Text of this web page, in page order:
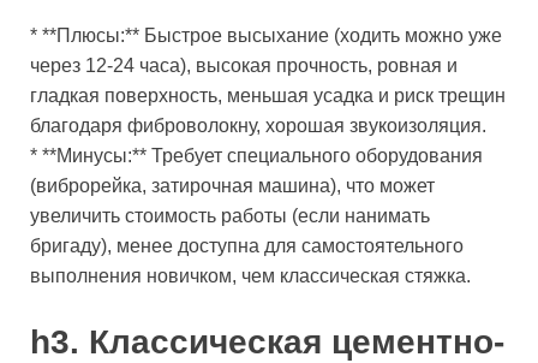
* **Плюсы:** Быстрое высыхание (ходить можно уже
через 12-24 часа), высокая прочность, ровная и
гладкая поверхность, меньшая усадка и риск трещин
благодаря фиброволокну, хорошая звукоизоляция.
* **Минусы:** Требует специального оборудования
(виброрейка, затирочная машина), что может
увеличить стоимость работы (если нанимать
бригаду), менее доступна для самостоятельного
выполнения новичком, чем классическая стяжка.
h3. Классическая цементно-